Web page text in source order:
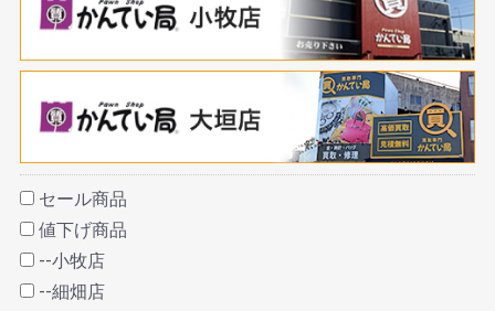
セール商品
値下げ商品
--小牧店
--細畑店